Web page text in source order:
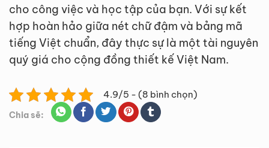
cho công việc và học tập của bạn. Với sự kết
hợp hoàn hảo giữa nét chữ đậm và bảng mã
tiếng Việt chuẩn, đây thực sự là một tài nguyên
quý giá cho cộng đồng thiết kế Việt Nam.
4.9/5 - (8 bình chọn)
Chia sẽ: